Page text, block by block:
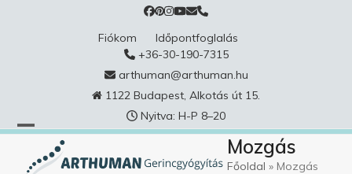
Fiókom
Időpontfoglalás
+36-30-190-7315
arthuman@arthuman.hu
1122 Budapest, Alkotás út 15.
Nyitva: H-P 8–20
Mozgás
Főoldal » Mozgás